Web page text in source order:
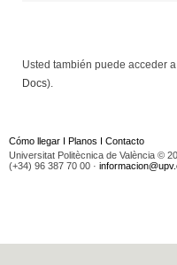
Usted también puede acceder
Docs).
Cómo llegar I Planos I Contacto
Universitat Politècnica de València ©
(+34) 96 387 70 00 ·